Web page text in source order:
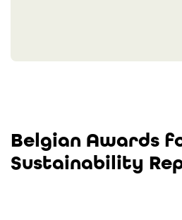
Belgian Awards
Sustainability